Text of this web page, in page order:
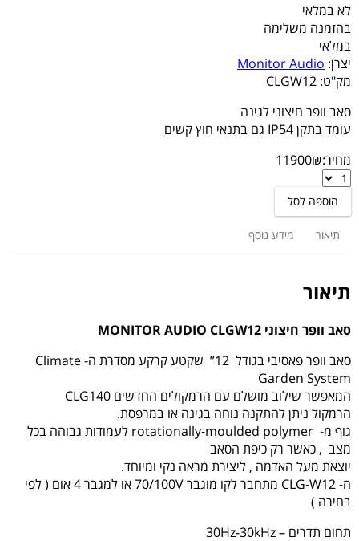
לא במלאי
בהזמנה משלימה
במלאי
יצרן: Monitor Audio
מק"ט: CLGW12
סאב וופר חיצוני לגינה
עומד בתקן IP54 גם בתנאי חוץ קשים
מחיר:
11900₪
סאב
וופר
חיצוני
MONITOR
הוספה לסל
תיאור מידע נוסף
תיאור
סאב וופר חיצוני MONITOR AUDIO CLGW12
סאב וופר פאסיבי בגודל 12” שקטע קרקע מסדרת ה- Climate
Garden System
המאפשר שילוב מושלם עם הרמקולים החדשים CLG140
הרמקול ניתן להתקנה נוחה בגינה או במרפסת.
גוף מ- rotationally-moulded polymer לעמודות גבוהה בכל
מצב , כאשר רק כיפת הסאב
יוצאת מעל האדמה , ליצירת מראה נקי ומיוחד.
ה- CLG-W12 מתחבר לקו מוגבר 70/100V או למגבר 4 אום ( לפי
בחירה )
תחום תדרים – 30Hz-30kHz